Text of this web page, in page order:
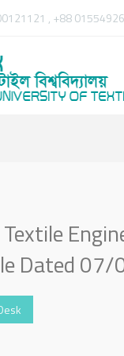
, +88
Textile
Dated